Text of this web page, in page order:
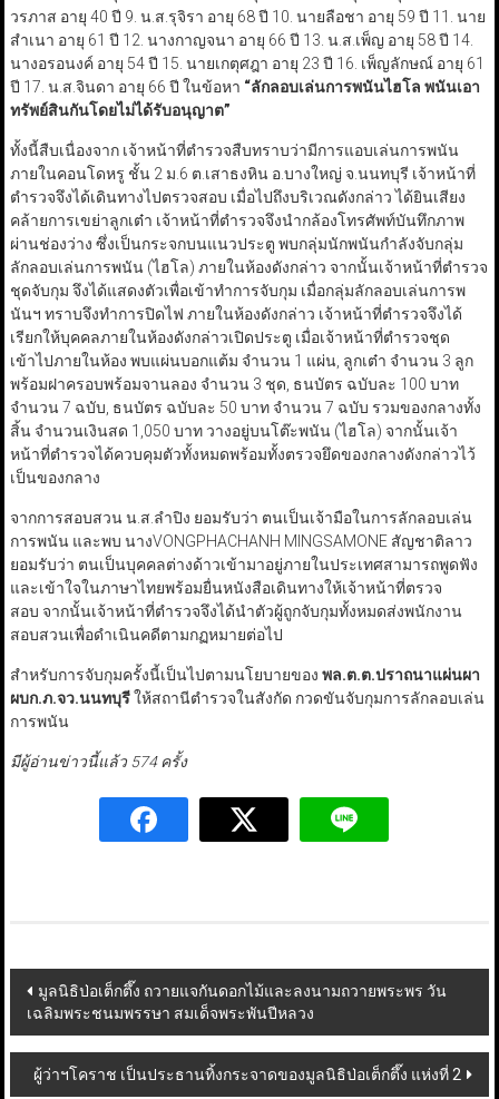
วรภาส อายุ 40 ปี 9. น.ส.รุจิรา อายุ 68 ปี 10. นายลือชา อายุ 59 ปี 11. นาย
สำเนา อายุ 61 ปี 12. นางกาญจนา อายุ 66 ปี 13. น.ส.เพ็ญ อายุ 58 ปี 14.
นางอรอนงค์ อายุ 54 ปี 15. นายเกตุศฎา อายุ 23 ปี 16. เพ็ญลักษณ์ อายุ 61
ปี 17. น.ส.จินดา อายุ 66 ปี ในข้อหา “ลักลอบเล่นการพนันไฮโล พนันเอา
ทรัพย์สินกันโดยไม่ได้รับอนุญาต”
ทั้งนี้สืบเนื่องจาก เจ้าหน้าที่ตำรวจสืบทราบว่ามีการแอบเล่นการพนัน
ภายในคอนโดหรู ชั้น 2 ม.6 ต.เสาธงหิน อ.บางใหญ่ จ.นนทบุรี เจ้าหน้าที่
ตำรวจจึงได้เดินทางไปตรวจสอบ เมื่อไปถึงบริเวณดังกล่าว ได้ยินเสียง
คล้ายการเขย่าลูกเต๋า เจ้าหน้าที่ตำรวจจึงนำกล้องโทรศัพท์บันทึกภาพ
ผ่านช่องว่าง ซึ่งเป็นกระจกบนแนวประตู พบกลุ่มนักพนันกำลังจับกลุ่ม
ลักลอบเล่นการพนัน (ไฮโล) ภายในห้องดังกล่าว จากนั้นเจ้าหน้าที่ตำรวจ
ชุดจับกุม จึงได้แสดงตัวเพื่อเข้าทำการจับกุม เมื่อกลุ่มลักลอบเล่นการพ
นันฯ ทราบจึงทำการปิดไฟ ภายในห้องดังกล่าว เจ้าหน้าที่ตำรวจจึงได้
เรียกให้บุคคลภายในห้องดังกล่าวเปิดประตู เมื่อเจ้าหน้าที่ตำรวจชุด
เข้าไปภายในห้อง พบแผ่นบอกแต้ม จำนวน 1 แผ่น, ลูกเต๋า จำนวน 3 ลูก
พร้อมฝาครอบพร้อมจานลอง จำนวน 3 ชุด, ธนบัตร ฉบับละ 100 บาท
จำนวน 7 ฉบับ, ธนบัตร ฉบับละ 50 บาท จำนวน 7 ฉบับ รวมของกลางทั้ง
สิ้น จำนวนเงินสด 1,050 บาท วางอยู่บนโต๊ะพนัน (ไฮโล) จากนั้นเจ้า
หน้าที่ตำรวจได้ควบคุมตัวทั้งหมดพร้อมทั้งตรวจยึดของกลางดังกล่าวไว้
เป็นของกลาง
จากการสอบสวน น.ส.ลำปิง ยอมรับว่า ตนเป็นเจ้ามือในการลักลอบเล่น
การพนัน และพบ นางVONGPHACHANH MINGSAMONE สัญชาติลาว
ยอมรับว่า ตนเป็นบุคคลต่างด้าวเข้ามาอยู่ภายในประเทศสามารถพูดฟัง
และเข้าใจในภาษาไทยพร้อมยื่นหนังสือเดินทางให้เจ้าหน้าที่ตรวจ
สอบ จากนั้นเจ้าหน้าที่ตำรวจจึงได้นำตัวผู้ถูกจับกุมทั้งหมดส่งพนักงาน
สอบสวนเพื่อดำเนินคดีตามกฏหมายต่อไป
สำหรับการจับกุมครั้งนี้เป็นไปตามนโยบายของ พล.ต.ต.ปราถนาแผ่นผา
ผบก.ภ.จว.นนทบุรีให้สถานีตำรวจในสังกัด กวดขันจับกุมการลักลอบเล่น
การพนัน
มีผู้อ่านข่าวนี้แล้ว 574 ครั้ง
Post
navigation
มูลนิธิป่อเต็กตึ๊ง ถวายแจกันดอกไม้และลงนามถวายพระพร วัน
เฉลิมพระชนมพรรษา สมเด็จพระพันปีหลวง
ผู้ว่าฯโคราช เป็นประธานทิ้งกระจาดของมูลนิธิป่อเต็กตึ๊ง แห่งที่ 2